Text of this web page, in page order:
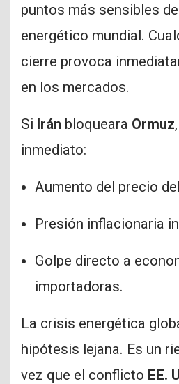
puntos más sensibles
energético mundial.
cierre provoca
en los mercados.
Si Irán bloqueara Ormuz
inmediato:
Aumento del precio
Presión inflacionaria
Golpe directo a
importadoras.
La crisis energética
hipótesis lejana. Es un
vez que el conflicto EE.